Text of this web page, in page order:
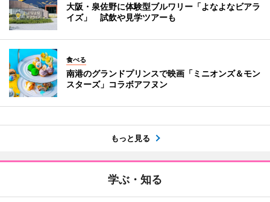
大阪・泉佐野に体験型ブルワリー「よなよなビアラ
イズ」 試飲や見学ツアーも
食べる
南港のグランドプリンスで映画「ミニオンズ＆モン
スターズ」コラボアフヌン
もっと見る
学ぶ・知る